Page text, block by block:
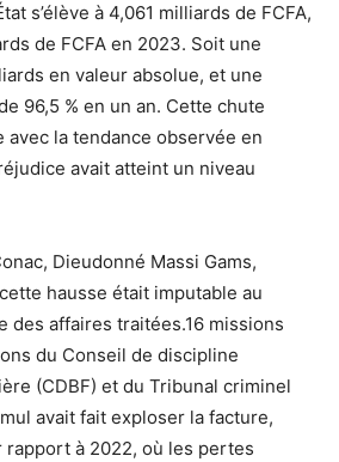
s’élève à 4,061 milliards de FCFA,
de FCFA en 2023. Soit une
en valeur absolue, et une
96,5 % en un an. Cette chute
la tendance observée en
avait atteint un niveau
Dieudonné Massi Gams,
hausse était imputable au
des affaires traitées.16 missions
du Conseil de discipline
(CDBF) et du Tribunal criminel
avait fait exploser la facture,
rapport à 2022, où les pertes